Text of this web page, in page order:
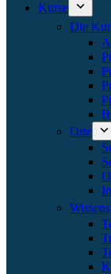
Kurse
Die
Orte